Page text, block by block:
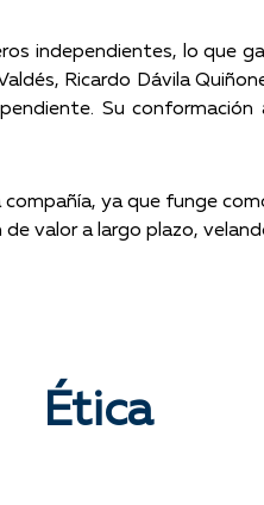
independientes, lo que
Ricardo Dávila
Su
ya que funge
valor a largo plazo,
Ética